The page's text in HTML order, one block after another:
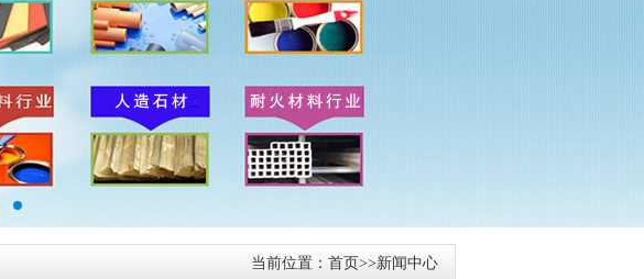
当前位置： 首页>>新闻中心